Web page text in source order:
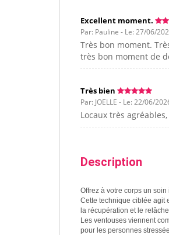
Excellent moment.
Par: Pauline - Le: 27/06/
Très bon moment.
très bon moment de
Très bien
Par: JOELLE - Le: 22/06/
Locaux très
Description
Offrez à votre corps un
Cette technique ciblée agit
la récupération et le
Les ventouses viennent
pour les personnes